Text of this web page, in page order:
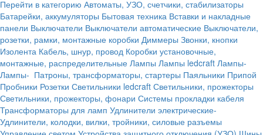
Перейти в категорию Автоматы, УЗО, счетчики, стабилизаторы
Батарейки, аккумуляторы Бытовая техника Вставки и накладные
панели Выключатели Выключатели автоматические Выключатели,
розетки, рамки, монтажные коробки Диммеры Звонки, кнопки
Изолента Кабель, шнур, провод Коробки установочные,
монтажные, распределительные Лампы Лампы ledcraft Лампы-
Лампы- Патроны, трансформаторы, стартеры Паяльники Припой
Пробники Розетки Светильники ledcraft Светильники, прожекторы
Светильники, прожекторы, фонари Системы прокладки кабеля
Трансформаторы для ламп Удлинители электрические-
Удлинители, колодки, вилки, тройники, силовые разъемы